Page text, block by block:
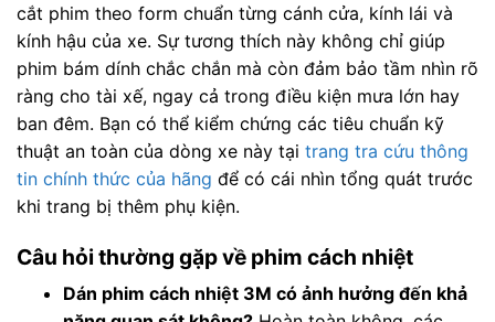
cắt phim theo form chuẩn từng cánh cửa, kính lái và
kính hậu của xe. Sự tương thích này không chỉ giúp
phim bám dính chắc chắn mà còn đảm bảo tầm nhìn rõ
ràng cho tài xế, ngay cả trong điều kiện mưa lớn hay
ban đêm. Bạn có thể kiểm chứng các tiêu chuẩn kỹ
thuật an toàn của dòng xe này tại trang tra cứu thông
tin chính thức của hãng để có cái nhìn tổng quát trước
khi trang bị thêm phụ kiện.
Câu hỏi thường gặp về phim cách nhiệt
Dán phim cách nhiệt 3M có ảnh hưởng đến khả